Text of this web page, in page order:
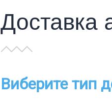
Доставка
Виберите тип